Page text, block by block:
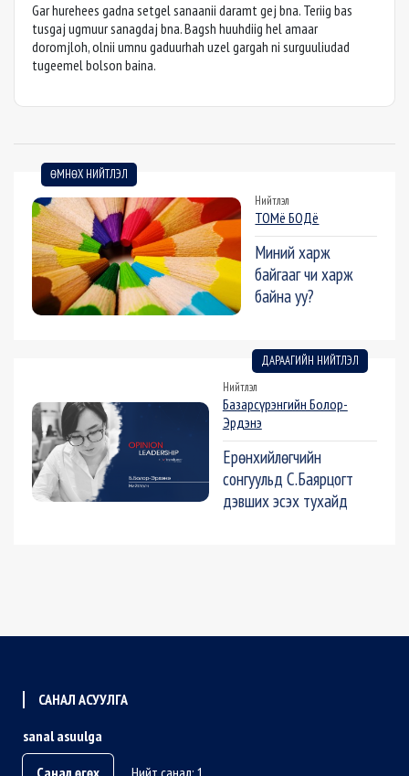
Gar hurehees gadna setgel sanaanii daramt gej bna. Teriig bas
tusgaj ugmuur sanagdaj bna. Bagsh huuhdiig hel amaar
doromjloh, olnii umnu gaduurhah uzel gargah ni surguuliudad
tugeemel bolson baina.
ӨМНӨХ НИЙТЛЭЛ
Нийтлэл
ТОМё БОДё
Миний харж
байгааг чи харж
байна уу?
ДАРААГИЙН НИЙТЛЭЛ
Нийтлэл
Базарсүрэнгийн Болор-
Эрдэнэ
Ерөнхийлөгчийн
сонгуульд С.Баярцогт
дэвших эсэх тухайд
САНАЛ АСУУЛГА
sanal asuulga